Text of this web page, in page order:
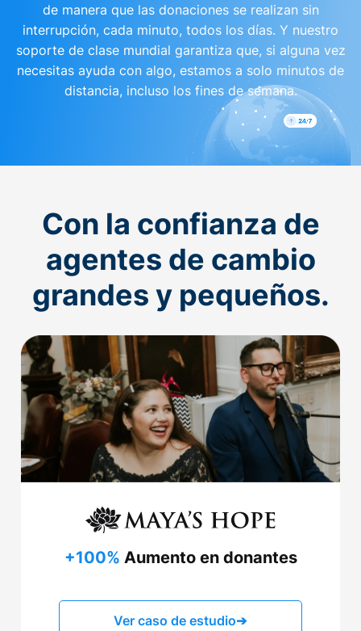
de manera que las donaciones se realizan sin
interrupción, cada minuto, todos los días. Y nuestro
soporte de clase mundial garantiza que, si alguna vez
necesitas ayuda con algo, estamos a solo minutos de
distancia, incluso los fines de semana.
Con la confianza de
agentes de cambio
grandes y pequeños.
+100% Aumento en donantes
Ver caso de estudio➔